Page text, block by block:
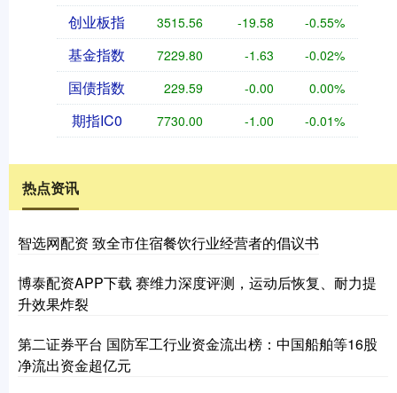
创业板指 3515.56 -19.58 -0.55%
基金指数 7229.80 -1.63 -0.02%
国债指数 229.59 -0.00 0.00%
期指IC0 7730.00 -1.00 -0.01%
热点资讯
智选网配资 致全市住宿餐饮行业经营者的倡议书
博泰配资APP下载 赛维力深度评测，运动后恢复、耐力提
升效果炸裂
第二证券平台 国防军工行业资金流出榜：中国船舶等16股
净流出资金超亿元